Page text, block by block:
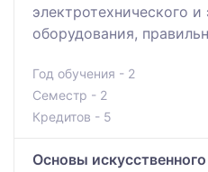
электротехнического и
оборудования,
Год обучения - 2
Семестр - 2
Кредитов - 5
Основы